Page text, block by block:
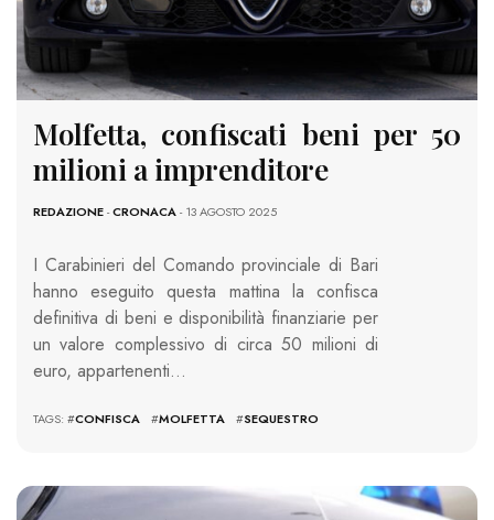
Molfetta, confiscati beni per 50
milioni a imprenditore
REDAZIONE-CRONACA- 13 AGOSTO 2025
I Carabinieri del Comando provinciale di Bari
hanno eseguito questa mattina la confisca
definitiva di beni e disponibilità finanziarie per
un valore complessivo di circa 50 milioni di
euro, appartenenti…
TAGS: #CONFISCA #MOLFETTA #SEQUESTRO